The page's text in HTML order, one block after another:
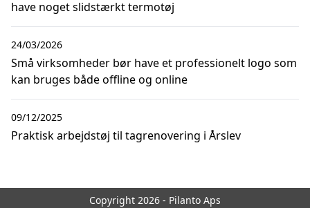
have noget slidstærkt termotøj
Små virksomheder bør have et professionelt logo som
kan bruges både offline og online
24/03/2026
Praktisk arbejdstøj til tagrenovering i Årslev
09/12/2025
Copyright 2026 - Pilanto Aps